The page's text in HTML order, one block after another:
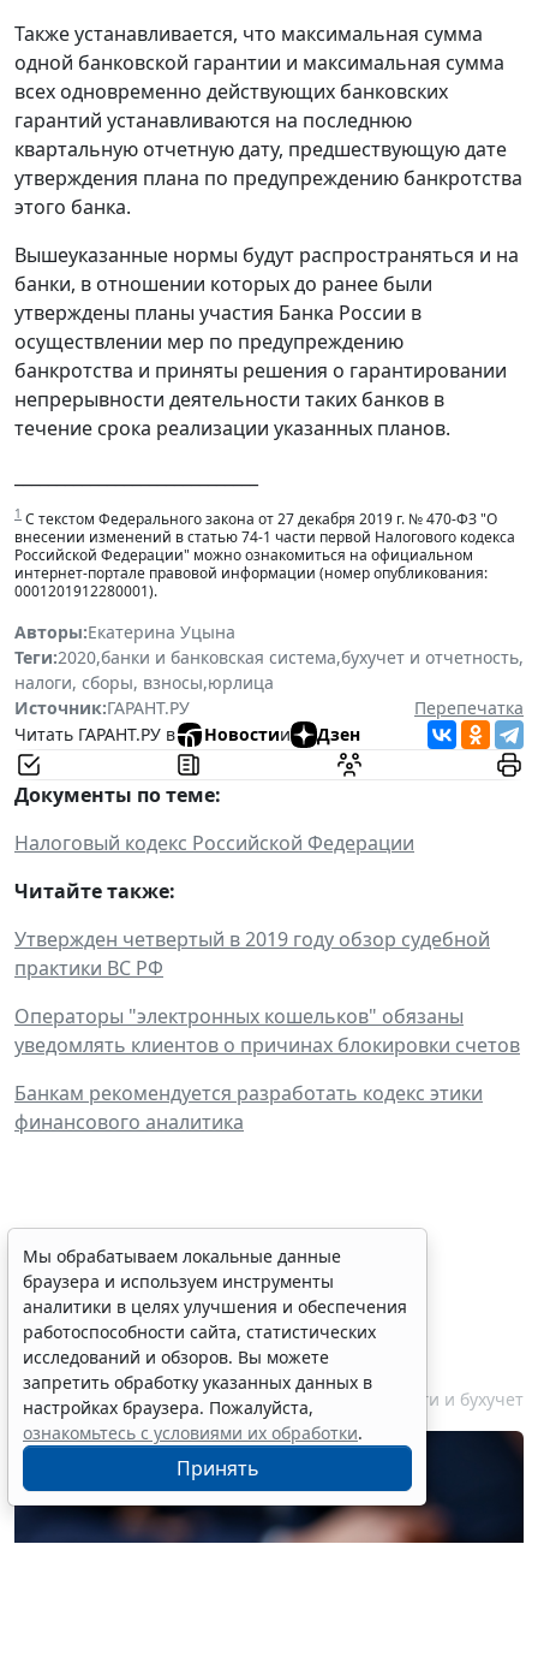
Также устанавливается, что максимальная сумма
одной банковской гарантии и максимальная сумма
всех одновременно действующих банковских
гарантий устанавливаются на последнюю
квартальную отчетную дату, предшествующую дате
утверждения плана по предупреждению банкротства
этого банка.
Вышеуказанные нормы будут распространяться и на
банки, в отношении которых до ранее были
утверждены планы участия Банка России в
осуществлении мер по предупреждению
банкротства и приняты решения о гарантировании
непрерывности деятельности таких банков в
течение срока реализации указанных планов.
1 С текстом Федерального закона от 27 декабря 2019 г. № 470-ФЗ "О
внесении изменений в статью 74-1 части первой Налогового кодекса
Российской Федерации" можно ознакомиться на официальном
интернет-портале правовой информации (номер опубликования:
0001201912280001).
Авторы:Екатерина Уцына
Теги:2020,банки и банковская система,бухучет и отчетность,
налоги, сборы, взносы,юрлица
Источник:ГАРАНТ.РУ
Перепечатка
Читать ГАРАНТ.РУ в
Новостии Дзен
Документы по теме:
Налоговый кодекс Российской Федерации
Читайте также:
Утвержден четвертый в 2019 году обзор судебной
практики ВС РФ
Операторы "электронных кошельков" обязаны
уведомлять клиентов о причинах блокировки счетов
Банкам рекомендуется разработать кодекс этики
финансового аналитика
Финансовый порог для
обязательного аудита
некоммерческих фондов
увеличили
7 августа 2026 17:36 Налоги и бухучет
Мы обрабатываем локальные данные
браузера и используем инструменты
аналитики в целях улучшения и обеспечения
работоспособности сайта, статистических
исследований и обзоров. Вы можете
запретить обработку указанных данных в
настройках браузера. Пожалуйста,
ознакомьтесь с условиями их обработки.
Принять